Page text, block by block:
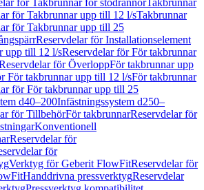
för Takbrunnar för stödrännorTakbrunnar
för Takbrunnar upp till 12 l/sTakbrunnar
för Takbrunnar upp till 25
Reservdelar för Installationselement
upp till 12 l/sReservdelar för För takbrunnar
för ÖverloppFör takbrunnar upp
För takbrunnar upp till 12 l/sFör takbrunnar
för För takbrunnar upp till 25
d40–200Infästningssystem d250–
för TillbehörFör takbrunnarReservdelar för
Konventionell
Reservdelar för
för
Verktyg för Geberit FlowFitReservdelar för
Handdrivna pressverktygReservdelar